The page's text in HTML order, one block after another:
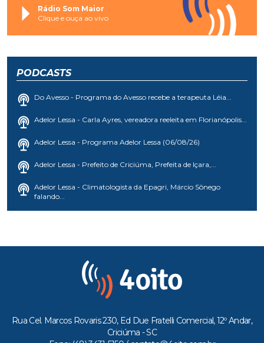
Rádio Som Maior
Clique e ouça ao vivo
PODCASTS
Do Avesso - Programa do Avesso recebe a terapeuta Léia...
Adelor Lessa - Carla Ayres, vereadora reeleita em Florianópolis...
Adelor Lessa - Programa Adelor Lessa (06/08/26)
Adelor Lessa - Prefeito de Criciúma, Prefeita de Içara,...
Adelor Lessa - Climatologista da Epagri, Márcio Sônego
falando...
Rua Cel. Marcos Rovaris 230, Ed Due Fratelli Comercial, 12º Andar,
Criciúma - SC